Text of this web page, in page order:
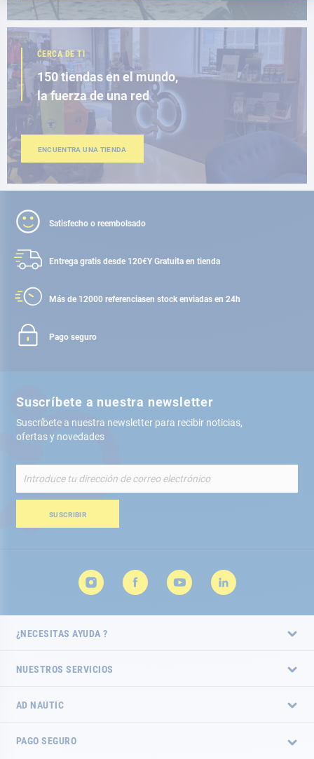
CERCA DE TI
150 tiendas en el mundo,
la fuerza de una red
ENCUENTRA UNA TIENDA
Satisfecho o reembolsado
Entrega gratis desde 120€Y Gratuita en tienda
Más de 12000 referenciasen stock enviadas en 24h
Pago seguro
Suscríbete a nuestra newsletter
Suscríbete a nuestra newsletter para recibir noticias,
ofertas y novedades
nuestro
de
SUSCRIBIR
¿NECESITAS AYUDA ?
NUESTROS SERVICIOS
AD NAUTIC
PAGO SEGURO